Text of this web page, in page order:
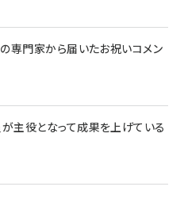
専門家から届いたお祝いコメン
主役となって成果を上げている